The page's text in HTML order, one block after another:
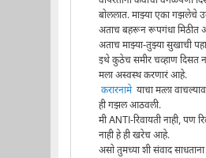
बोललात. माझ्या एका गझलेचे
अताच बहरून रूपगंधा मिठीत
अताच माझ्या-तुझ्या सुखाची
इथे कुठेच समीर चव्हाण दिसत
मला अस्वस्थ करणारं आहे.
करारनामेयाचा मत्ला
ही गझल आठवली.
मी ANTI-रिवायती नाही, पण
नाही हे ही खरेच आहे.
असो तुमच्या शी संवाद साधताना